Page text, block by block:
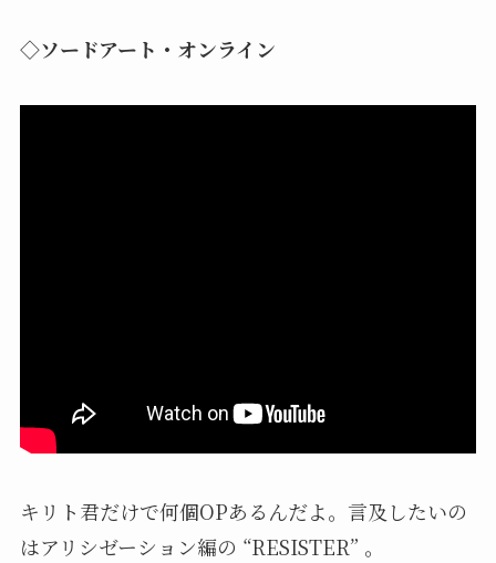
◇ソードアート・オンライン
キリト君だけで何個OPあるんだよ。言及したいの
はアリシゼーション編の “RESISTER” 。